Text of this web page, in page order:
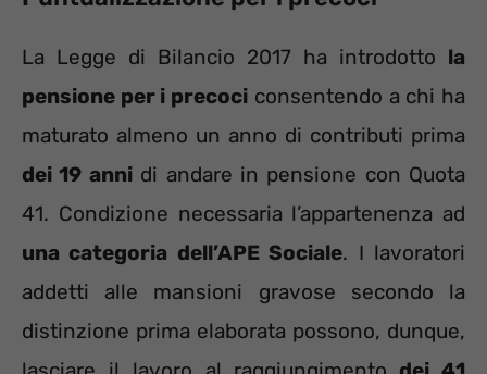
La Legge di Bilancio 2017 ha introdotto la
pensione per i precoci consentendo a chi ha
maturato almeno un anno di contributi prima
dei 19 annidi andare in pensione con Quota
41. Condizione necessaria l’appartenenza ad
una categoria dell’APE Sociale. I lavoratori
addetti alle mansioni gravose secondo la
distinzione prima elaborata possono, dunque,